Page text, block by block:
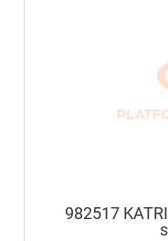
982517